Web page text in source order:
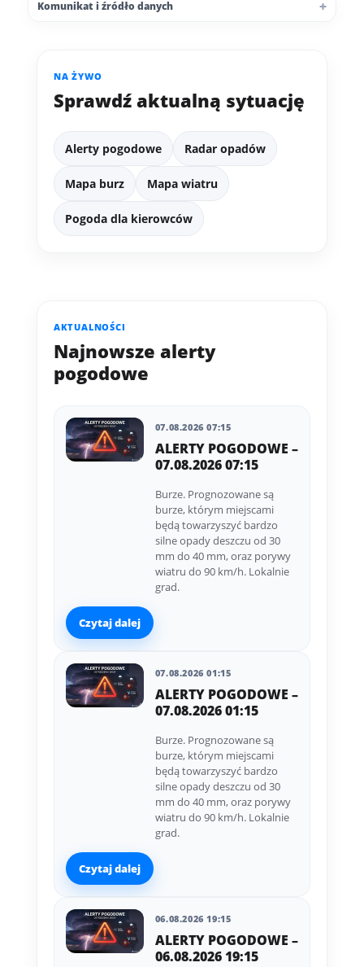
Komunikat i źródło danych
NA ŻYWO
Sprawdź aktualną sytuację
Alerty pogodowe Radar opadów
Mapa burz Mapa wiatru
Pogoda dla kierowców
AKTUALNOŚCI
Najnowsze alerty
pogodowe
07.08.2026 07:15
ALERTY POGODOWE –
07.08.2026 07:15
Burze. Prognozowane są
burze, którym miejscami
będą towarzyszyć bardzo
silne opady deszczu od 30
mm do 40 mm, oraz porywy
wiatru do 90 km/h. Lokalnie
grad.
Czytaj dalej
07.08.2026 01:15
ALERTY POGODOWE –
07.08.2026 01:15
Burze. Prognozowane są
burze, którym miejscami
będą towarzyszyć bardzo
silne opady deszczu od 30
mm do 40 mm, oraz porywy
wiatru do 90 km/h. Lokalnie
grad.
Czytaj dalej
06.08.2026 19:15
ALERTY POGODOWE –
06.08.2026 19:15